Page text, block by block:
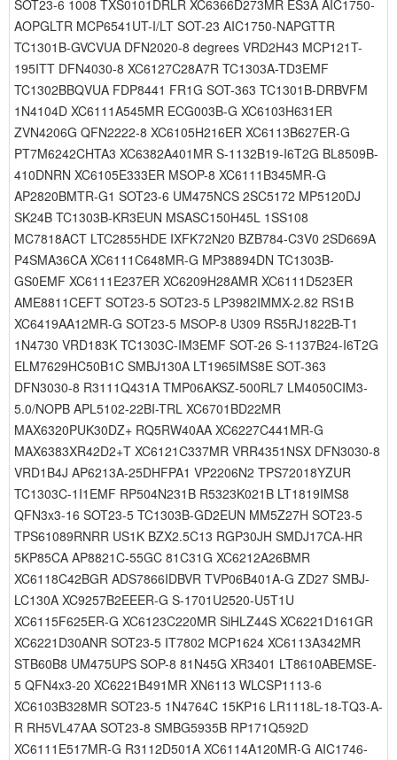
SOT23-6 1008 TXS0101DRLR XC6366D273MR ES3A AIC1750-
AOPGLTR MCP6541UT-I/LT SOT-23 AIC1750-NAPGTTR
TC1301B-GVCVUA DFN2020-8 degrees VRD2H43 MCP121T-
195ITT DFN4030-8 XC6127C28A7R TC1303A-TD3EMF
TC1302BBQVUA FDP8441 FR1G SOT-363 TC1301B-DRBVFM
1N4104D XC6111A545MR ECG003B-G XC6103H631ER
ZVN4206G QFN2222-8 XC6105H216ER XC6113B627ER-G
PT7M6242CHTA3 XC6382A401MR S-1132B19-I6T2G BL8509B-
410DNRN XC6105E333ER MSOP-8 XC6111B345MR-G
AP2820BMTR-G1 SOT23-6 UM475NCS 2SC5172 MP5120DJ
SK24B TC1303B-KR3EUN MSASC150H45L 1SS108
MC7818ACT LTC2855HDE IXFK72N20 BZB784-C3V0 2SD669A
P4SMA36CA XC6111C648MR-G MP38894DN TC1303B-
GS0EMF XC6111E237ER XC6209H28AMR XC6111D523ER
AME8811CEFT SOT23-5 SOT23-5 LP3982IMMX-2.82 RS1B
XC6419AA12MR-G SOT23-5 MSOP-8 U309 RS5RJ1822B-T1
1N4730 VRD183K TC1303C-IM3EMF SOT-26 S-1137B24-I6T2G
ELM7629HC50B1C SMBJ130A LT1965IMS8E SOT-363
DFN3030-8 R3111Q431A TMP06AKSZ-500RL7 LM4050CIM3-
5.0/NOPB APL5102-22BI-TRL XC6701BD22MR
MAX6320PUK30DZ+ RQ5RW40AA XC6227C441MR-G
MAX6383XR42D2+T XC6121C337MR VRR4351NSX DFN3030-8
VRD1B4J AP6213A-25DHFPA1 VP2206N2 TPS72018YZUR
TC1303C-1I1EMF RP504N231B R5323K021B LT1819IMS8
QFN3x3-16 SOT23-5 TC1303B-GD2EUN MM5Z27H SOT23-5
TPS61089RNRR US1K BZX2.5C13 RGP30JH SMDJ17CA-HR
5KP85CA AP8821C-55GC 81C31G XC6212A26BMR
XC6118C42BGR ADS7866IDBVR TVP06B401A-G ZD27 SMBJ-
LC130A XC9257B2EEER-G S-1701U2520-U5T1U
XC6115F625ER-G XC6123C220MR SiHLZ44S XC6221D161GR
XC6221D30ANR SOT23-5 IT7802 MCP1624 XC6113A342MR
STB60B8 UM475UPS SOP-8 81N45G XR3401 LT8610ABEMSE-
5 QFN4x3-20 XC6221B491MR XN6113 WLCSP1113-6
XC6103B328MR SOT23-5 1N4764C 15KP16 LR1118L-18-TQ3-A-
R RH5VL47AA SOT23-8 SMBG5935B RP171Q592D
XC6111E517MR-G R3112D501A XC6114A120MR-G AIC1746-